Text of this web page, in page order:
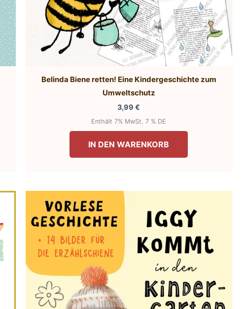
Belinda Biene retten! Eine Kindergeschichte zum
Umweltschutz
3,99€
Enthält 7% MwSt. 7 % DE
IN DEN WARENKORB